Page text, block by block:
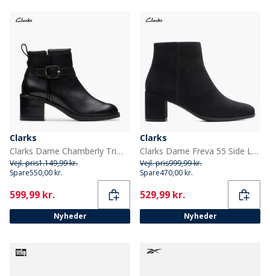
Clarks
Clarks Dame Chamberly Trim Blok Hæl Støvler Black Leather
Vejl. pris1.149,99 kr.
Spare550,00 kr.
Current
599,99 kr.
Nyheder
Clarks
Clarks Dame Freva 55 Side Lynlås Støvler Sort Ruskind Black Sde
Vejl. pris999,99 kr.
Spare470,00 kr.
Current
529,99 kr.
Nyheder